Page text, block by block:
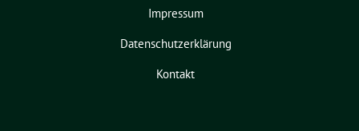
Impressum
Datenschutzerklärung
Kontakt